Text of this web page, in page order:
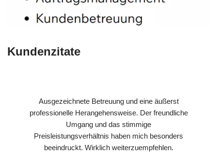
Kundenzitate
Ausgezeichnete Betreuung und eine äußerst
professionelle Herangehensweise. Der freundliche
Umgang und das stimmige
Preisleistungsverhältnis haben mich besonders
beeindruckt. Wirklich weiterzuempfehlen.